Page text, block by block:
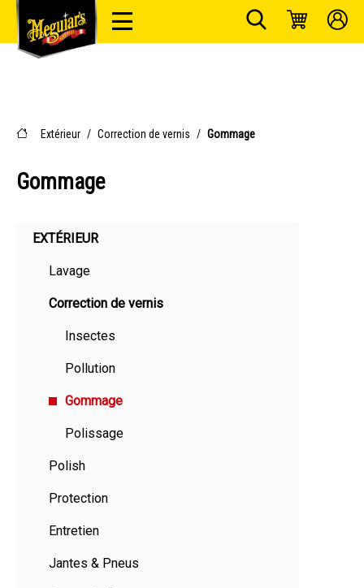
Extérieur / Correction de vernis / Gommage
Gommage
EXTÉRIEUR
Lavage
Correction de vernis
Insectes
Pollution
Gommage
Polissage
Polish
Protection
Entretien
Jantes & Pneus